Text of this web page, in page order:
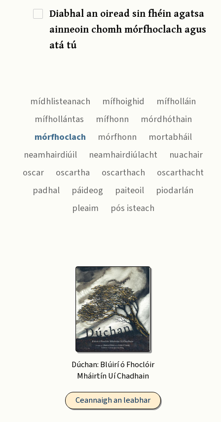
Diabhal an oiread sin fhéin agatsa
ainneoin chomh mórfhoclach agus
atá tú
mídhlisteanach mífhoighid
mífholláin
mífhollántas
mífhonn
mórdhóthain
mórfhoclach
mórfhonn
mortabháil
neamhairdiúil
neamhairdiúlacht
nuachair
oscar
oscartha oscarthach
oscarthacht
padhal
páideog paiteoil
piodarlán
pleaim
pós isteach
Dúchan: Blúirí ó Fhoclóir
Mháirtín Uí Chadhain
Ceannaigh an leabhar